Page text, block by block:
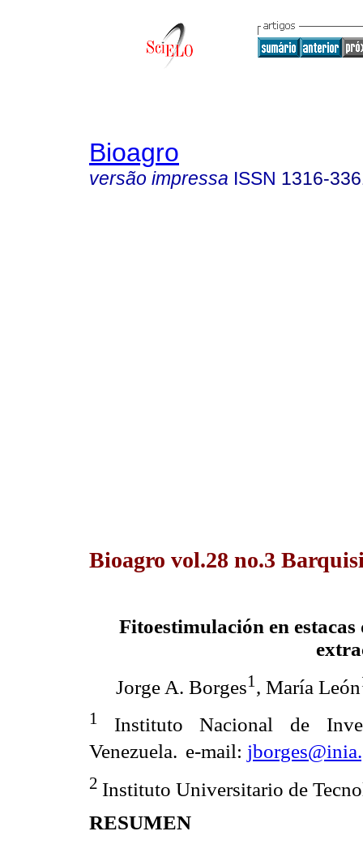
Bioagro
versão impressa ISSN 1316-
Bioagro vol.28 no.3
Fitoestimulación en
Jorge A. Borges1 , María León
1 Instituto Nacional de
Venezuela. e-mail:
2 Instituto Universitario de
RESUMEN